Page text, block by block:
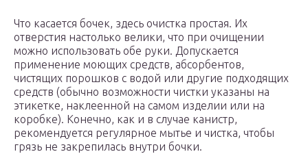
Что касается бочек, здесь очистка простая. Их
отверстия настолько велики, что при очищении
можно использовать обе руки. Допускается
применение моющих средств, абсорбентов,
чистящих порошков с водой или другие подходящих
средств (обычно возможности чистки указаны на
этикетке, наклеенной на самом изделии или на
коробке). Конечно, как и в случае канистр,
рекомендуется регулярное мытье и чистка, чтобы
грязь не закрепилась внутри бочки.